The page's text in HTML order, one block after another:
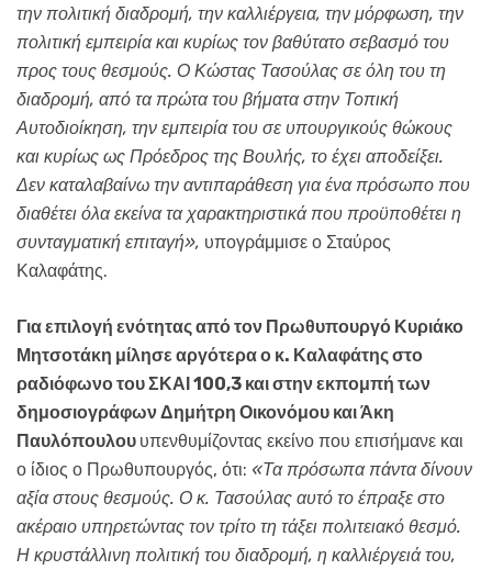
την πολιτική διαδρομή, την καλλιέργεια, την μόρφωση, την
πολιτική εμπειρία και κυρίως τον βαθύτατο σεβασμό του
προς τους θεσμούς. Ο Κώστας Τασούλας σε όλη του τη
διαδρομή, από τα πρώτα του βήματα στην Τοπική
Αυτοδιοίκηση, την εμπειρία του σε υπουργικούς θώκους
και κυρίως ως Πρόεδρος της Βουλής, το έχει αποδείξει.
Δεν καταλαβαίνω την αντιπαράθεση για ένα πρόσωπο που
διαθέτει όλα εκείνα τα χαρακτηριστικά που προϋποθέτει η
συνταγματική επιταγή», υπογράμμισε ο Σταύρος
Καλαφάτης.
Για επιλογή ενότητας από τον Πρωθυπουργό Κυριάκο
Μητσοτάκη μίλησε αργότερα ο κ. Καλαφάτης στο
ραδιόφωνο του ΣΚΑΙ 100,3 και στην εκπομπή των
δημοσιογράφων Δημήτρη Οικονόμου και Άκη
Παυλόπουλου υπενθυμίζοντας εκείνο που επισήμανε και
ο ίδιος ο Πρωθυπουργός, ότι: «Τα πρόσωπα πάντα δίνουν
αξία στους θεσμούς. Ο κ. Τασούλας αυτό το έπραξε στο
ακέραιο υπηρετώντας τον τρίτο τη τάξει πολιτειακό θεσμό.
Η κρυστάλλινη πολιτική του διαδρομή, η καλλιέργειά του,